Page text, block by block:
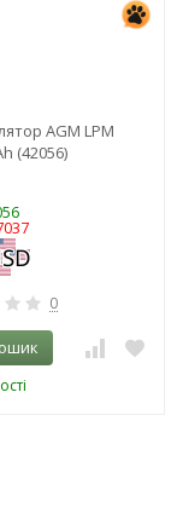
AGM LPM
(42056)
0